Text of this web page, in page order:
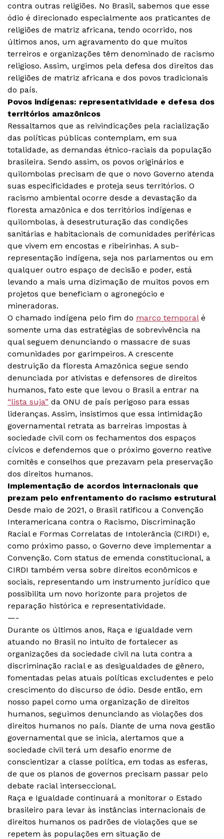
contra outras religiões. No Brasil, sabemos que esse
ódio é direcionado especialmente aos praticantes de
religiões de matriz africana, tendo ocorrido, nos
últimos anos, um agravamento do que muitos
terreiros e organizações têm denominado de racismo
religioso. Assim, urgimos pela defesa dos direitos das
religiões de matriz africana e dos povos tradicionais
do país.
Povos indígenas: representatividade e defesa dos
territórios amazônicos
Ressaltamos que as reivindicações pela racialização
das políticas públicas contemplam, em sua
totalidade, as demandas étnico-raciais da população
brasileira. Sendo assim, os povos originários e
quilombolas precisam de que o novo Governo atenda
suas especificidades e proteja seus territórios. O
racismo ambiental ocorre desde a devastação da
floresta amazônica e dos territórios indígenas e
quilombolas, à desestruturação das condições
sanitárias e habitacionais de comunidades periféricas
que vivem em encostas e ribeirinhas. A sub-
representação indígena, seja nos parlamentos ou em
qualquer outro espaço de decisão e poder, está
levando a mais uma dizimação de muitos povos em
projetos que beneficiam o agronegócio e
mineradoras.
O chamado indígena pelo fim do marco temporalé
somente uma das estratégias de sobrevivência na
qual seguem denunciando o massacre de suas
comunidades por garimpeiros. A crescente
destruição da floresta Amazônica segue sendo
denunciada por ativistas e defensores de direitos
humanos, fato este que levou o Brasil a entrar na
“lista suja” da ONU de país perigoso para essas
lideranças. Assim, insistimos que essa intimidação
governamental retrata as barreiras impostas à
sociedade civil com os fechamentos dos espaços
cívicos e defendemos que o próximo governo reative
comitês e conselhos que prezavam pela preservação
dos direitos humanos.
Implementação de acordos internacionais que
prezam pelo enfrentamento do racismo estrutural
Desde maio de 2021, o Brasil ratificou a Convenção
Interamericana contra o Racismo, Discriminação
Racial e Formas Correlatas de Intolerância (CIRDI) e,
como próximo passo, o Governo deve implementar a
Convenção. Com status de emenda constitucional, a
CIRDI também versa sobre direitos econômicos e
sociais, representando um instrumento jurídico que
possibilita um novo horizonte para projetos de
reparação histórica e representatividade.
—-
Durante os últimos anos, Raça e Igualdade vem
atuando no Brasil no intuito de fortalecer as
organizações da sociedade civil na luta contra a
discriminação racial e as desigualdades de gênero,
fomentadas pelas atuais políticas excludentes e pelo
crescimento do discurso de ódio. Desde então, em
nosso papel como uma organização de direitos
humanos, seguimos denunciando as violações dos
direitos humanos no país. Diante de uma nova gestão
governamental que se inicia, alertamos que a
sociedade civil terá um desafio enorme de
conscientizar a classe política, em todas as esferas,
de que os planos de governos precisam passar pelo
debate racial interseccional.
Raça e Igualdade continuará a monitorar o Estado
brasileiro para levar às instâncias internacionais de
direitos humanos os padrões de violações que se
repetem às populações em situação de